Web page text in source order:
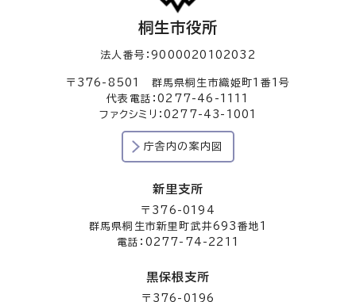
桐生市役所
法人番号：9000020102032
〒376-8501 群馬県桐生市織姫町1番1号
代表電話：0277-46-1111
ファクシミリ：0277-43-1001
庁舎内の案内図
新里支所
〒376-0194
群馬県桐生市新里町武井693番地1
電話：0277-74-2211
黒保根支所
〒376-0196